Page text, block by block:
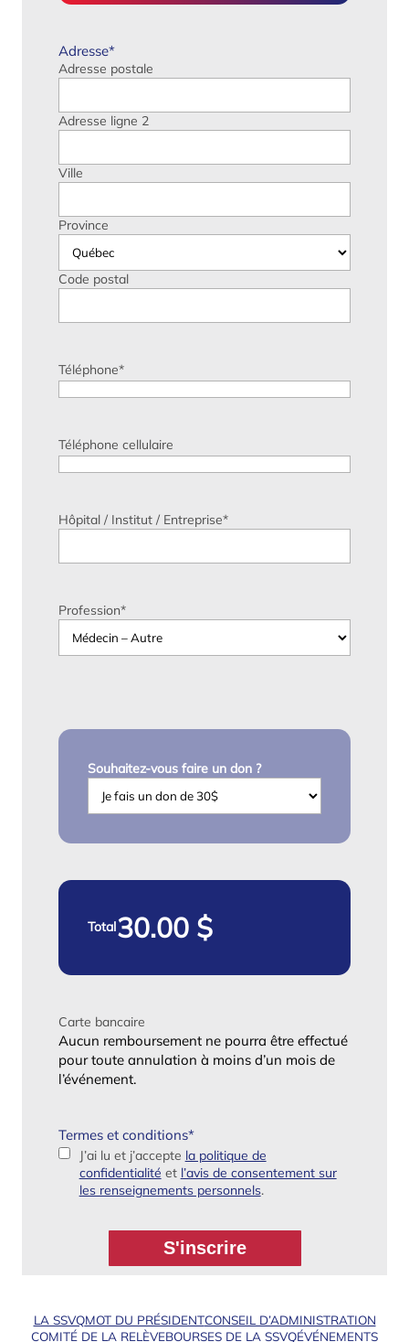
Adresse*
Adresse postale
Adresse ligne 2
Ville
Province
Code postal
Téléphone*
Téléphone cellulaire
Hôpital / Institut / Entreprise*
Profession*
Souhaitez-vous faire un don ?
Total
Carte bancaire
Aucun remboursement ne pourra être effectué
pour toute annulation à moins d’un mois de
l’événement.
Termes et conditions*
J’ai lu et j’accepte la politique de
confidentialité et l’avis de consentement sur
les renseignements personnels.
LA SSVQMOT DU PRÉSIDENTCONSEIL D’ADMINISTRATION
COMITÉ DE LA RELÈVEBOURSES DE LA SSVQÉVÉNEMENTS